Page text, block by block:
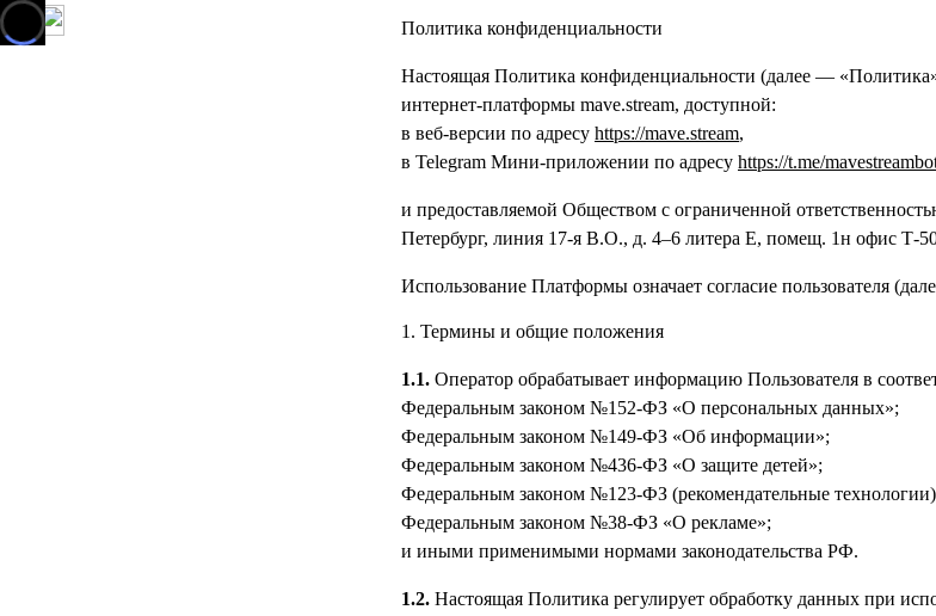
Политика конфиденциальности
Настоящая Политика конфиденциальности (далее —
интернет-платформы mave.stream, доступной:
в веб-версии по адресу https://mave.stream,
в Telegram Мини-приложении по адресу https://t.me/
и предоставляемой Обществом с ограниченной
Петербург, линия 17-я В.О., д. 4–6 литера Е, помещ. 1н офис Т-
Использование Платформы означает согласие пользователя
1. Термины и общие положения
1.1. Оператор обрабатывает информацию Пользователя в
Федеральным законом №152-ФЗ «О персональных данных»;
Федеральным законом №149-ФЗ «Об информации»;
Федеральным законом №436-ФЗ «О защите детей»;
Федеральным законом №123-ФЗ (рекомендательные
Федеральным законом №38-ФЗ «О рекламе»;
и иными применимыми нормами законодательства РФ.
1.2. Настоящая Политика регулирует обработку данных при